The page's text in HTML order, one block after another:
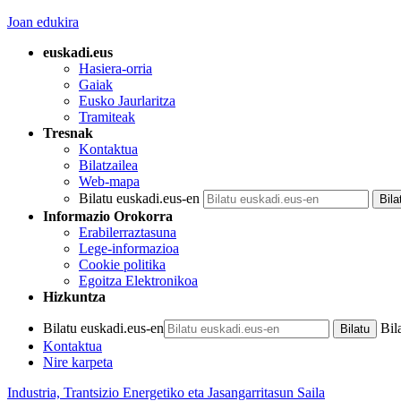
Joan edukira
euskadi.eus
Hasiera-orria
Gaiak
Eusko Jaurlaritza
Tramiteak
Tresnak
Kontaktua
Bilatzailea
Web-mapa
Bilatu euskadi.eus-en
Informazio Orokorra
Erabilerraztasuna
Lege-informazioa
Cookie politika
Egoitza Elektronikoa
Hizkuntza
Bilatu euskadi.eus-en
Kontaktua
Nire karpeta
Industria, Trantsizio Energetiko eta Jasangarritasun Saila